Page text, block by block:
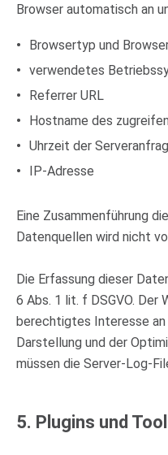
Browser automatisch an
Browsertyp und
verwendetes
Referrer URL
Hostname des
Uhrzeit der
IP-Adresse
Eine Zusammenführung
Datenquellen wird nicht
Die Erfassung dieser
6 Abs. 1 lit. f DSGVO.
berechtigtes Interesse
Darstellung und der
müssen die Server-Log-
5. Plugins und